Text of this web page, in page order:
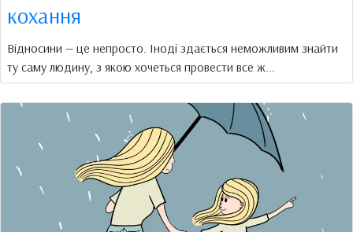
кохання
Відносини — це непросто. Іноді здається неможливим знайти
ту саму людину, з якою хочеться провести все ж...